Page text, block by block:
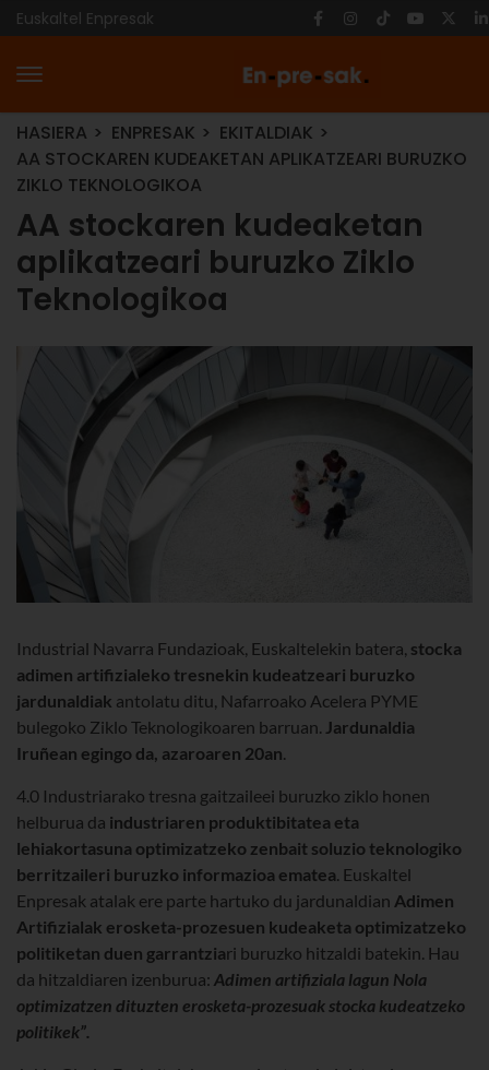
Euskaltel Enpresak
HASIERA ENPRESAK
EKITALDIAK
AA STOCKAREN KUDEAKETAN APLIKATZEARI BURUZKO
ZIKLO TEKNOLOGIKOA
AA stockaren kudeaketan
aplikatzeari buruzko Ziklo
Teknologikoa
Industrial Navarra Fundazioak, Euskaltelekin batera, stocka
adimen artifizialeko tresnekin kudeatzeari buruzko
jardunaldiak antolatu ditu, Nafarroako Acelera PYME
bulegoko Ziklo Teknologikoaren barruan. Jardunaldia
Iruñean egingo da, azaroaren 20an.
4.0 Industriarako tresna gaitzaileei buruzko ziklo honen
helburua da industriaren produktibitatea eta
lehiakortasuna optimizatzeko zenbait soluzio teknologiko
berritzaileri buruzko informazioa ematea. Euskaltel
Enpresak atalak ere parte hartuko du jardunaldian Adimen
Artifizialak erosketa-prozesuen kudeaketa optimizatzeko
politiketan duen garrantziari buruzko hitzaldi batekin. Hau
da hitzaldiaren izenburua: Adimen artifiziala lagun Nola
optimizatzen dituzten erosketa-prozesuak stocka kudeatzeko
politikek”.